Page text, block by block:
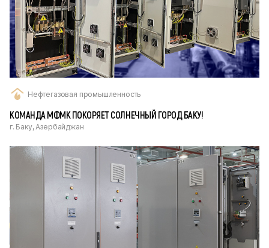
Нефтегазовая промышленность
КОМАНДА МФМК ПОКОРЯЕТ СОЛНЕЧНЫЙ ГОРОД БАКУ!
г. Баку, Азербайджан